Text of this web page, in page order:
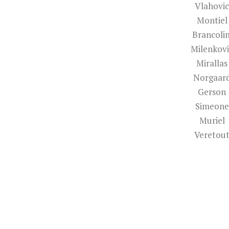
Vlahovic
Montiel
Mirallas
Gerson
Simeone
Muriel
Veretout